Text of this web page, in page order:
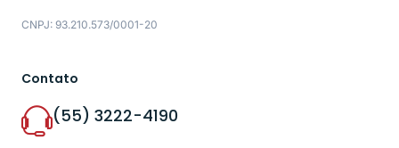
CNPJ: 93.210.573/0001-20
Contato
(55) 3222-4190